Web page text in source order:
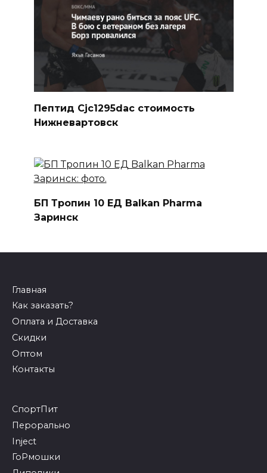
Пептид Cjc1295dac стоимость
Нижневартовск
БП Тропин 10 ЕД Balkan Pharma
Заринск
Главная
Как заказать?
Оплата и Доставка
Скидки
Оптом
Контакты
СпортПит
Перорально
Inject
ГоРмошки